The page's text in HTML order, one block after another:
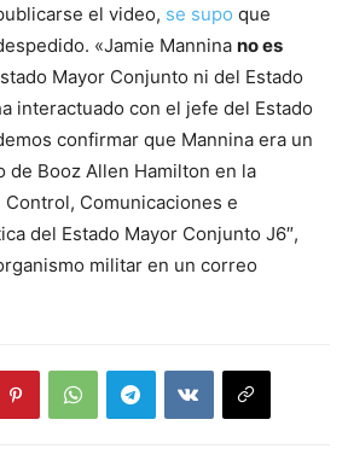
el video, se supo que
«Jamie Mannina no es
Mayor Conjunto ni del Estado
interactuado con el jefe del Estado
confirmar que Mannina era un
de Booz Allen Hamilton en la
Comunicaciones e
del Estado Mayor Conjunto J6″,
militar en un correo